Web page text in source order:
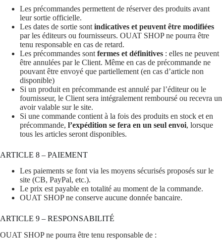
Les précommandes permettent de réserver des produits avant
leur sortie officielle.
Les dates de sortie sont indicatives et peuvent être modifiées
par les éditeurs ou fournisseurs. OUAT SHOP ne pourra être
tenu responsable en cas de retard.
Les précommandes sont fermes et définitives : elles ne peuvent
être annulées par le Client. Même en cas de précommande ne
pouvant être envoyé que partiellement (en cas d’article non
disponible)
Si un produit en précommande est annulé par l’éditeur ou le
fournisseur, le Client sera intégralement remboursé ou recevra un
avoir valable sur le site.
Si une commande contient à la fois des produits en stock et en
précommande, l’expédition se fera en un seul envoi, lorsque
tous les articles seront disponibles.
ARTICLE 8 – PAIEMENT
Les paiements se font via les moyens sécurisés proposés sur le
site (CB, PayPal, etc.).
Le prix est payable en totalité au moment de la commande.
OUAT SHOP ne conserve aucune donnée bancaire.
ARTICLE 9 – RESPONSABILITÉ
OUAT SHOP ne pourra être tenu responsable de :